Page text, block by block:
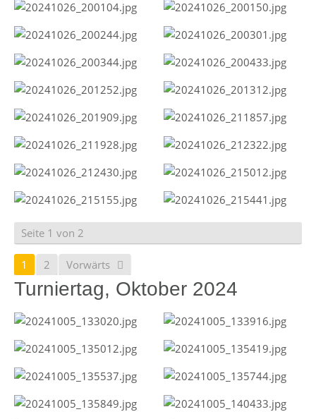
Seite 1 von 2
1 2 Vorwärts
Turniertag, Oktober 2024